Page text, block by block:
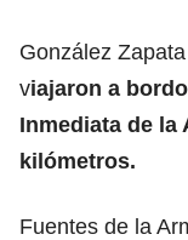
González
viajaron a
Inmediata de la
kilómetros.
Fuentes de la